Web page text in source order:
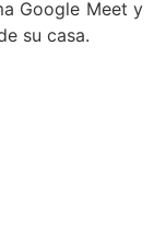
Google Meet y
su casa.